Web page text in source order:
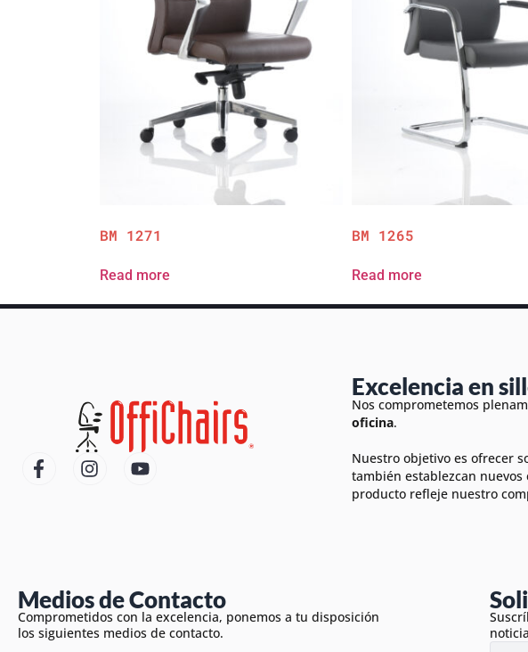
BM 1271
Read more
BM 1265
Read more
Excelencia en
Nos comprometemos
oficina.
Nuestro objetivo es ofrecer
también establezcan
producto refleje nuestro
Medios de Contacto
Comprometidos con la excelencia, ponemos a tu disposición
los siguientes medios de contacto.